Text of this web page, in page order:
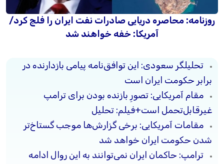
روزنامه: محاصره دریایی صادرات نفت ایران را فلج کرد/
آمریکا: خفه خواهند شد
تحلیلگر سعودی: این توافق‌نامه پیامی بازدارنده در
برابر حکومت ایران است
مقام آمریکایی: تصورِ بازنده بودن برای ترامپ
غیرقابل‌تحمل است+فیلم: تحلیل
مقامات آمریکایی: برخی گزارش‌ها موجب گستاخ‌تر
شدن حکومت ایران خواهد شد
ترامپ: حاکمان ایران نمی‌توانند به این روال ادامه